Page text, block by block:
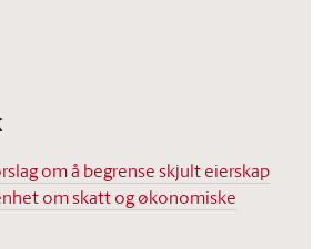
om å begrense skjult eierskap
om skatt og økonomiske